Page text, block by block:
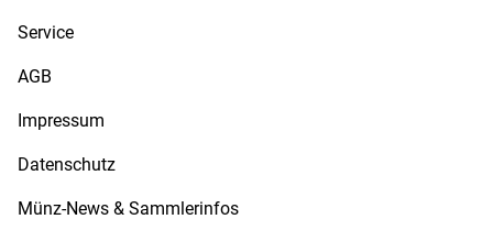
Service
AGB
Impressum
Datenschutz
Münz-News & Sammlerinfos